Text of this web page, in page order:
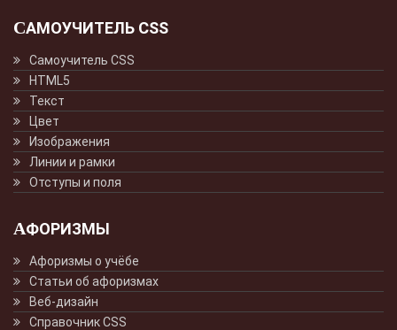
САМОУЧИТЕЛЬ CSS
Самоучитель CSS
HTML5
Текст
Цвет
Изображения
Линии и рамки
Отступы и поля
АФОРИЗМЫ
Афоризмы о учёбе
Статьи об афоризмах
Веб-дизайн
Справочник CSS